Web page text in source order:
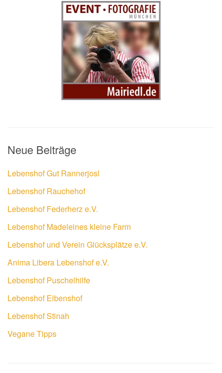
Neue Beiträge
Lebenshof Gut Rannerjosl
Lebenshof Rauchehof
Lebenshof Federherz e.V.
Lebenshof Madeleines kleine Farm
Lebenshof und Verein Glücksplätze e.V.
Anima Libera Lebenshof e.V.
Lebenshof Puschelhilfe
Lebenshof Eibenshof
Lebenshof Stinah
Vegane Tipps